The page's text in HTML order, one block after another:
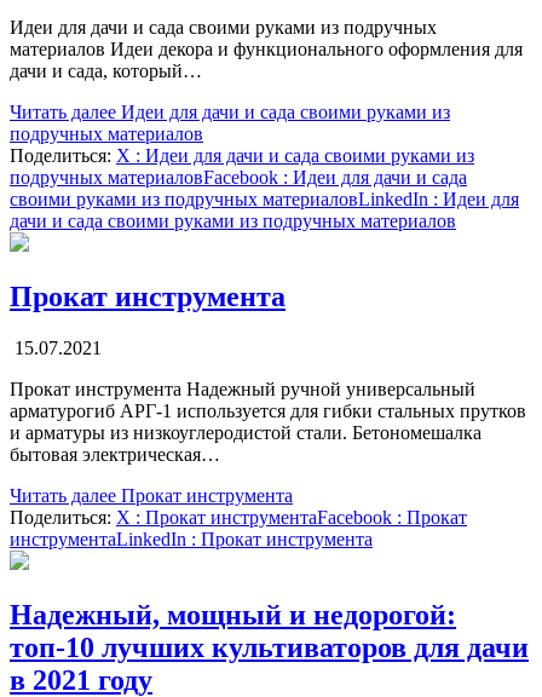
Идеи для дачи и сада своими руками из подручных
материалов Идеи декора и функционального оформления для
дачи и сада, который…
Читать далее Идеи для дачи и сада своими руками из
подручных материалов
Поделиться: X : Идеи для дачи и сада своими руками из
подручных материаловFacebook : Идеи для дачи и сада
своими руками из подручных материаловLinkedIn : Идеи для
дачи и сада своими руками из подручных материалов
Прокат инструмента
15.07.2021
Прокат инструмента Надежный ручной универсальный
арматурогиб АРГ-1 используется для гибки стальных прутков
и арматуры из низкоуглеродистой стали. Бетономешалка
бытовая электрическая…
Читать далее Прокат инструмента
Поделиться: X : Прокат инструментаFacebook : Прокат
инструментаLinkedIn : Прокат инструмента
Надежный, мощный и недорогой:
топ-10 лучших культиваторов для дачи
в 2021 году